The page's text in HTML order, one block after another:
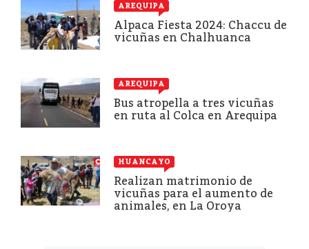
AREQUIPA
Alpaca Fiesta 2024: Chaccu de
vicuñas en Chalhuanca
AREQUIPA
Bus atropella a tres vicuñas
en ruta al Colca en Arequipa
HUANCAYO
Realizan matrimonio de
vicuñas para el aumento de
animales, en La Oroya